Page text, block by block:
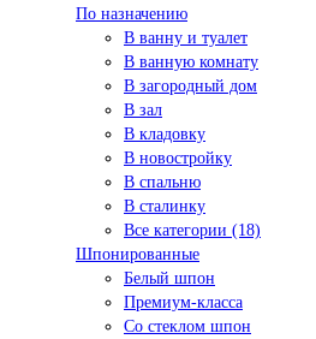
По назначению
В ванну и туалет
В ванную комнату
В загородный дом
В зал
В кладовку
В новостройку
В спальню
В сталинку
Все категории (18)
Шпонированные
Белый шпон
Премиум-класса
Со стеклом шпон